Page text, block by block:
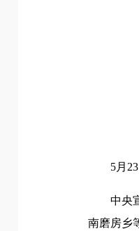
5月
中央
南磨房乡